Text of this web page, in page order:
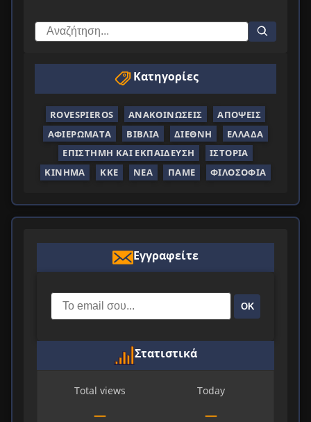
Κατηγορίες
ROVESPIEROS ΑΝΑΚΟΙΝΏΣΕΙΣ
ΑΠΌΨΕΙΣ
ΑΦΙΕΡΏΜΑΤΑ
ΒΙΒΛΊΑ ΔΙΕΘΝΉ
ΕΛΛΆΔΑ
ΕΠΙΣΤΉΜΗ ΚΑΙ ΕΚΠΑΊΔΕΥΣΗ
ΙΣΤΟΡΊΑ
ΚΊΝΗΜΑ
ΚΚΕ ΝΈΑ ΠΑΜΕ ΦΙΛΟΣΟΦΊΑ
Εγγραφείτε
ΟΚ
Στατιστικά
Total views
—
Today
—